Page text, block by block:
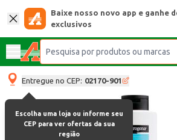
Baixe nosso novo app e ganhe
exclusivos
Entregue no CEP: 02170-901
Escolha uma loja ou informe seu
CEP para ver ofertas da sua
região